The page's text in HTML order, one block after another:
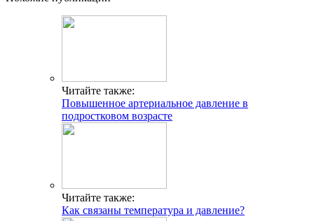
Читайте также:
Повышенное артериальное давление в
подростковом возрасте
Читайте также:
Как связаны температура и давление?